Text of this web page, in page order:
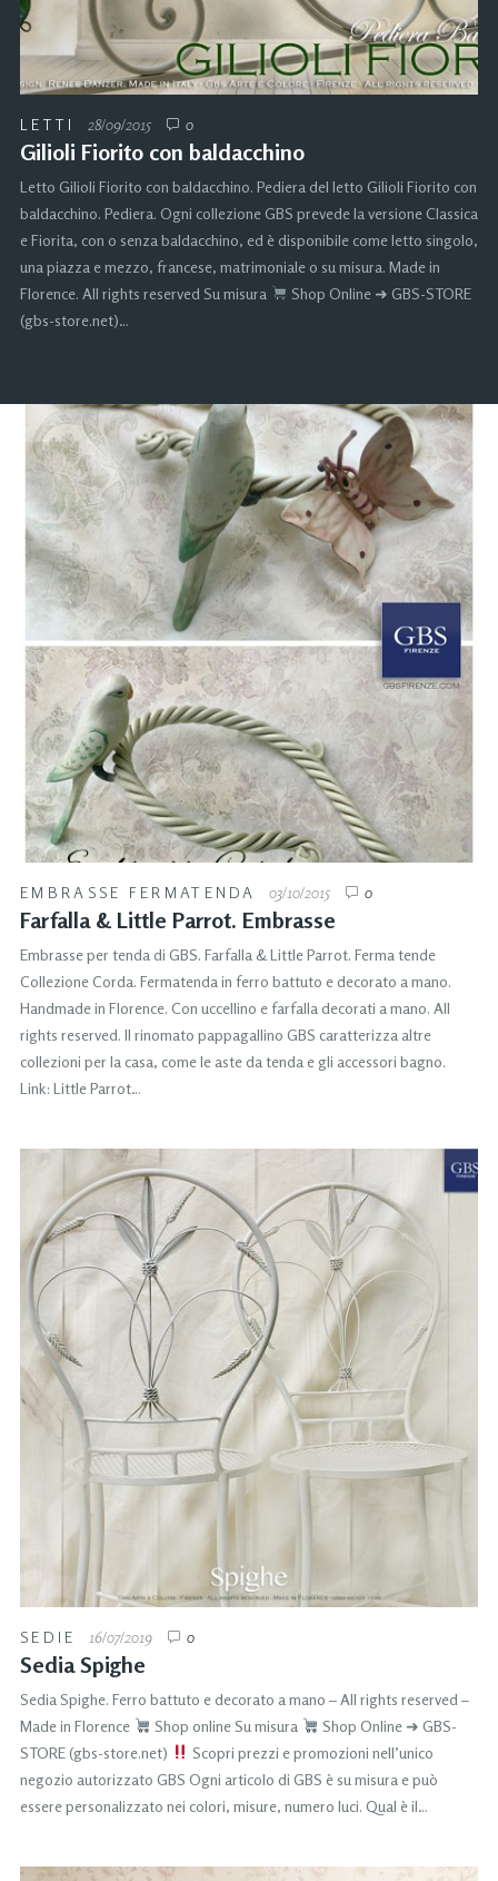
LETTI 28/09/2015 0
Gilioli Fiorito con baldacchino
Letto Gilioli Fiorito con baldacchino. Pediera del letto Gilioli Fiorito con
baldacchino. Pediera. Ogni collezione GBS prevede la versione Classica
e Fiorita, con o senza baldacchino, ed è disponibile come letto singolo,
una piazza e mezzo, francese, matrimoniale o su misura. Made in
Florence. All rights reserved Su misura
Shop Online ➜ GBS-STORE
(gbs-store.net)…
EMBRASSE FERMATENDA 03/10/2015 0
Farfalla & Little Parrot. Embrasse
Embrasse per tenda di GBS. Farfalla & Little Parrot. Ferma tende
Collezione Corda. Fermatenda in ferro battuto e decorato a mano.
Handmade in Florence. Con uccellino e farfalla decorati a mano. All
rights reserved. Il rinomato pappagallino GBS caratterizza altre
collezioni per la casa, come le aste da tenda e gli accessori bagno.
Link: Little Parrot…
SEDIE 16/07/2019 0
Sedia Spighe
Sedia Spighe. Ferro battuto e decorato a mano – All rights reserved –
Made in Florence
Shop online Su misura
Shop Online ➜ GBS-
STORE (gbs-store.net)
Scopri prezzi e promozioni nell’unico
negozio autorizzato GBS Ogni articolo di GBS è su misura e può
essere personalizzato nei colori, misure, numero luci. Qual è il…